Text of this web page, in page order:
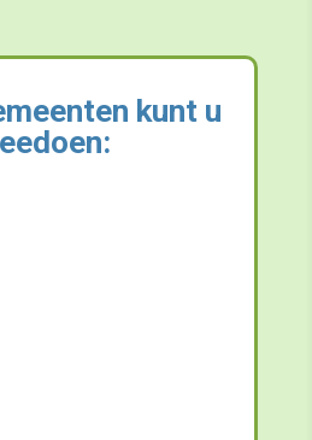
kunt u